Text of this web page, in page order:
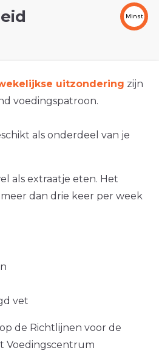
Minst
uitzondering zijn
voedingspatroon.
als onderdeel van je
als extraatje eten. Het
dan drie keer per week
vet
de Richtlijnen voor de
Voedingscentrum